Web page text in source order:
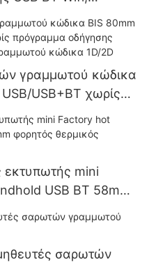
58 χιλιοστών
γραμμωτού κώδικα
USB+BT χωρίς
θερμικής
1D/2D
εκτυπωτής mini
USB BT 58mm
σαρωτών